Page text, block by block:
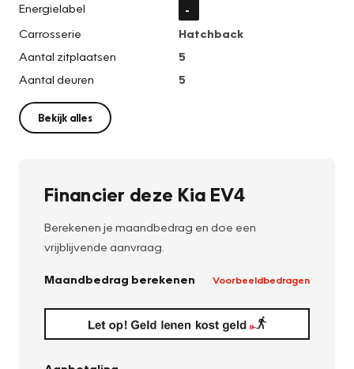
Energielabel
-
Carrosserie
Hatchback
Aantal zitplaatsen
5
Aantal deuren
5
Bekijk alles
Financier deze Kia EV4
Berekenen je maandbedrag en doe een
vrijblijvende aanvraag.
Maandbedrag berekenen Voorbeeldbedragen